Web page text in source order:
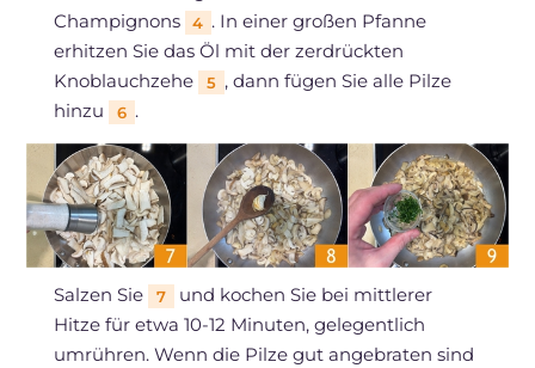
Champignons
4 . In einer großen Pfanne
erhitzen Sie das Öl mit der zerdrückten
Knoblauchzehe
5 , dann fügen Sie alle Pilze
hinzu
6 .
Salzen Sie 7
und kochen Sie bei mittlerer
Hitze für etwa 10-12 Minuten, gelegentlich
umrühren. Wenn die Pilze gut angebraten sind